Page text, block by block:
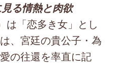
る情熱と肉欲
は「恋多き女」とし
、宮廷の貴公子・為
の往還を率直に記